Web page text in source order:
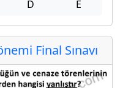
D E
Final Sınavı